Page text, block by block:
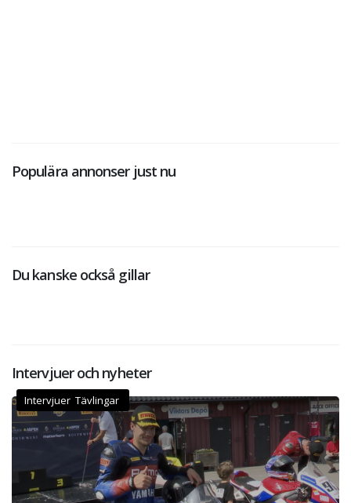
Populära annonser just nu
Du kanske också gillar
Intervjuer och nyheter
Intervjuer Tävlingar